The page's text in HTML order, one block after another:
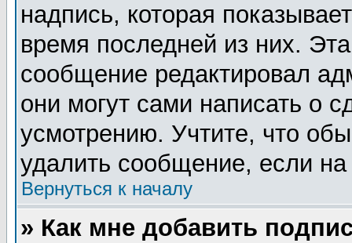
надпись, которая
время последней из них.
сообщение редактировал
они могут сами написать о
усмотрению. Учтите, что
удалить сообщение, если на
Вернуться к началу
» Как мне добавить